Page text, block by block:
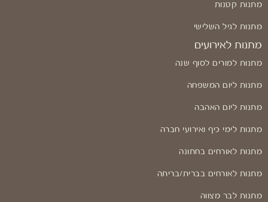
מתנות קטנות
מתנות לגיל השלישי
מתנות לאירועים
מתנות למורים לסוף שנה
מתנות ליום המשפחה
מתנות ליום האהבה
מתנות לימי כיף ואירועי חברה
מתנות לאורחים בחתונה
מתנות לאורחים בברית/בריתה
מתנות לבר מצווה